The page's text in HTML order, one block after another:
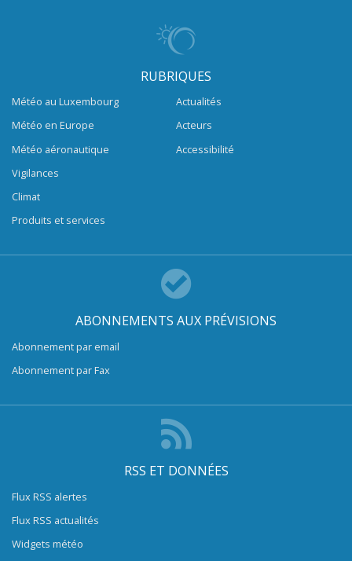
RUBRIQUES
Météo au Luxembourg
Météo en Europe
Météo aéronautique
Vigilances
Climat
Produits et services
Actualités
Acteurs
Accessibilité
ABONNEMENTS AUX PRÉVISIONS
Abonnement par email
Abonnement par Fax
RSS ET DONNÉES
Flux RSS alertes
Flux RSS actualités
Widgets météo